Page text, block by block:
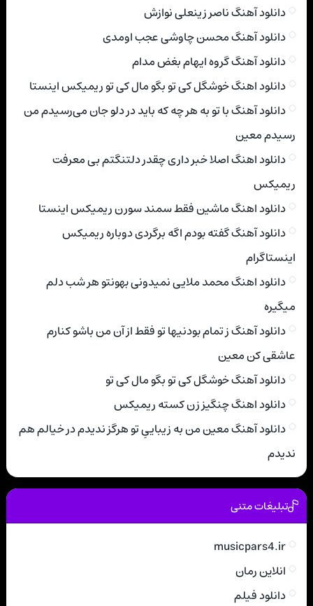
دانلود آهنگ ناصر زینعلی نوازش
دانلود آهنگ محسن چاوشی عجب اومدی
دانلود آهنگ گروه ایهام بغض مدام
دانلود اهنگ خوشگل کی تو بگو مال کی تو ریمیکس اینستا
دانلود آهنگ با تو به هر چه که باید در دلو جان می‌رسیدم من
رسیدم معین
دانلود اهنگ اصلا خبر داری چقدر دلتنگتم بی معرفت
ریمیکس
دانلود اهنگ ماشین فقط سمند سورن ریمیکس اینستا
دانلود آهنگ گفته بودم اگه برگردی دوباره ریمیکس
اینستاگرام
دانلود اهنگ محمد ملایی نمیدونی بهونتو هر شب دلم
میگیره
دانلود آهنگ ز تمام بودنیها تو فقط از آن من باشو کنارم
عاشقی کن معین
دانلود آهنگ خوشگل کی تو بگو مال کی تو
دانلود اهنگ چنگیز زن کسته ریمیکس
دانلود آهنگ معین من به زیباییِ تو هرگز ندیدم در خیالم هم
ندیدم
تبلیغات متنی
musicpars4.ir
انلاین رمان
دانلود فیلم